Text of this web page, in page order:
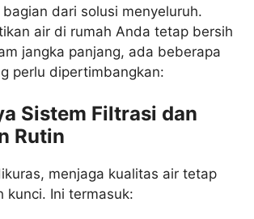
dari solusi menyeluruh.
air di rumah Anda tetap bersih
jangka panjang, ada beberapa
perlu dipertimbangkan:
Sistem Filtrasi dan
Rutin
menjaga kualitas air tetap
kunci. Ini termasuk: